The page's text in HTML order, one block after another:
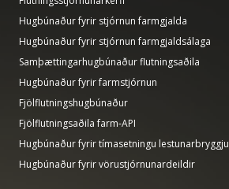
Hugbúnaður fyrir stjórnun farmgjalda
Hugbúnaður fyrir stjórnun farmgjaldsálaga
Samþættingarhugbúnaður flutningsaðila
Hugbúnaður fyrir farmstjórnun
Fjölflutningshugbúnaður
Fjölflutningsaðila farm-API
Hugbúnaður fyrir tímasetningu lestunarbryggju
Hugbúnaður fyrir vörustjórnunardeildir